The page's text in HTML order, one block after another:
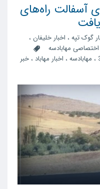
برای آسفالت راه‌های
گوک تپه ، اخبار خلیفان ،
اختصاصی مهابادسه
، مهابادسه ، اخبار مهاباد ، خبر